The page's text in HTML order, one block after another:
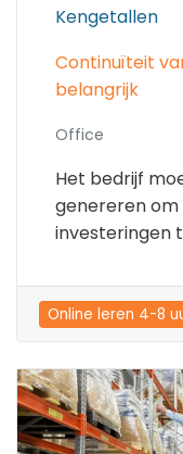
Kengetallen
Continuïteit
belangrijk
Office
Het bedrijf
genereren
investeringen
Online leren 4-8